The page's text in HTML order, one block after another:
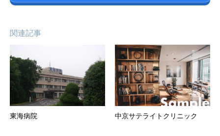
関連記事
東海病院 中京サテライトクリニック